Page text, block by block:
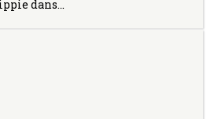
dans…